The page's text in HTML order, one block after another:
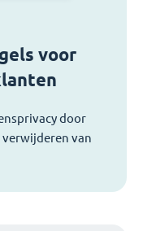
voor
door
van